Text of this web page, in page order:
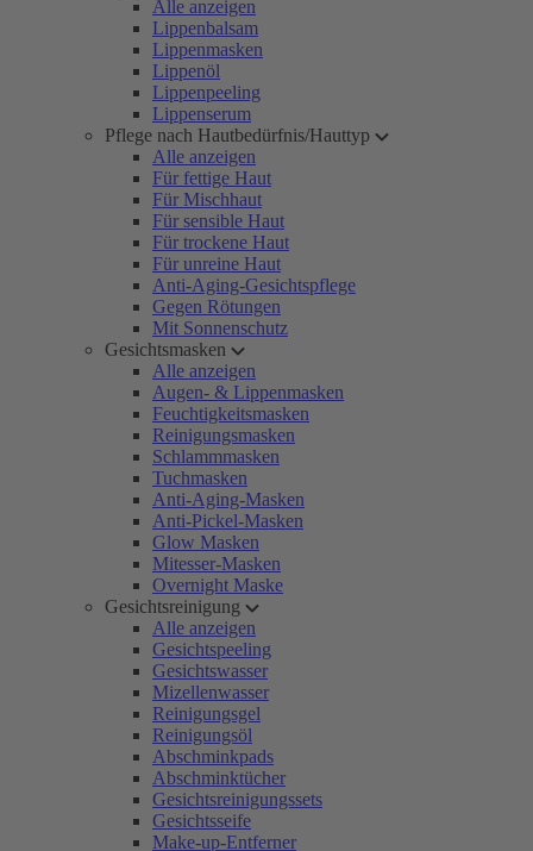
Alle anzeigen
Lippenbalsam
Lippenmasken
Lippenöl
Lippenpeeling
Lippenserum
Pflege nach Hautbedürfnis/Hauttyp
Alle anzeigen
Für fettige Haut
Für Mischhaut
Für sensible Haut
Für trockene Haut
Für unreine Haut
Anti-Aging-Gesichtspflege
Gegen Rötungen
Mit Sonnenschutz
Gesichtsmasken
Alle anzeigen
Augen- & Lippenmasken
Feuchtigkeitsmasken
Reinigungsmasken
Schlammmasken
Tuchmasken
Anti-Aging-Masken
Anti-Pickel-Masken
Glow Masken
Mitesser-Masken
Overnight Maske
Gesichtsreinigung
Alle anzeigen
Gesichtspeeling
Gesichtswasser
Mizellenwasser
Reinigungsgel
Reinigungsöl
Abschminkpads
Abschminktücher
Gesichtsreinigungssets
Gesichtsseife
Make-up-Entferner